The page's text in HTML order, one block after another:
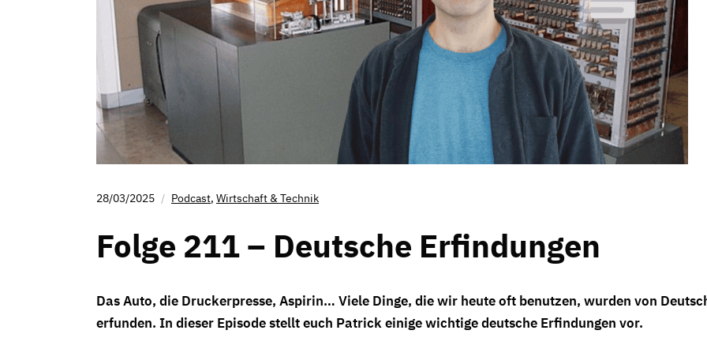
28/03/2025 Podcast, Wirtschaft & Technik
Folge 211 – Deutsche Erfindungen
Das Auto, die Druckerpresse, Aspirin… Viele Dinge, die wir heute oft benutzen, wurden von
erfunden. In dieser Episode stellt euch Patrick einige wichtige deutsche Erfindungen vor.